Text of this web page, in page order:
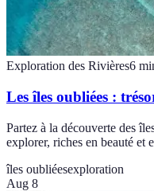
Exploration des Rivières6
Les îles oubliées :
Partez à la découverte des
explorer, riches en beauté et
îles oubliéesexploration
Aug 8